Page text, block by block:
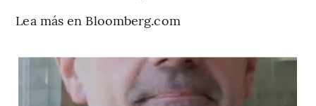
Lea más en Bloomberg.com